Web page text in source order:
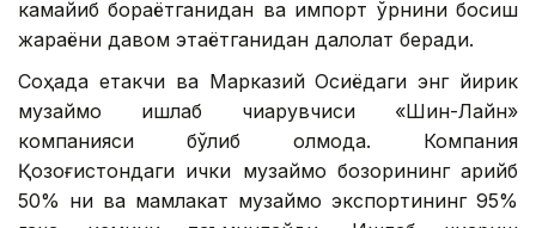
камайиб бораётганидан ва импорт ўрнини босиш
жараёни давом этаётганидан далолат беради.
Соҳада етакчи ва Марказий Осиёдаги энг йирик
музқаймоқ ишлаб чиқарувчиси «Шин-Лайн»
компанияси бўлиб қолмоқда. Компания
Қозоғистондаги ички музқаймоқ бозорининг қарийб
50% ни ва мамлакат музқаймоқ экспортининг 95%